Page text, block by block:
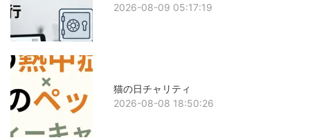
2026-08-09 05:17:19
猫の日チャリティ
2026-08-08 18:50:26